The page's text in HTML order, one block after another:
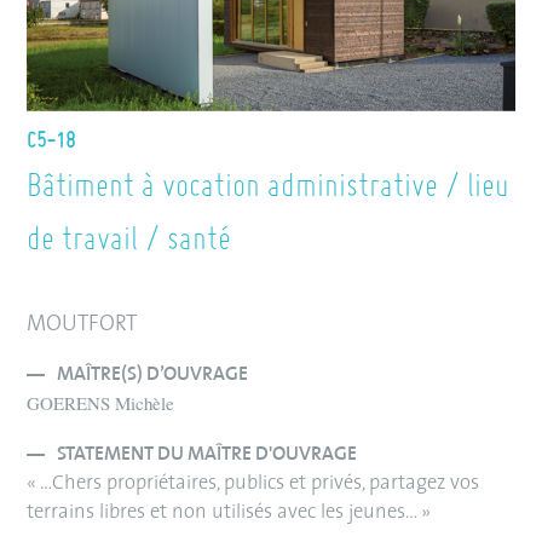
C5-18
Bâtiment à vocation administrative / lieu
de travail / santé
MOUTFORT
MAÎTRE(S) D’OUVRAGE
GOERENS Michèle
STATEMENT DU MAÎTRE D'OUVRAGE
« …Chers propriétaires, publics et privés, partagez vos
terrains libres et non utilisés avec les jeunes… »